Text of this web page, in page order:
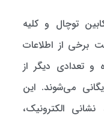
توچال و کلیه
برخی از اطلاعات
تعدادی دیگر از
می‌شوند. این
الکترونیک،